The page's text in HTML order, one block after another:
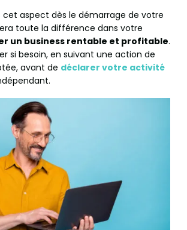
cet aspect dès le démarrage de votre
toute la différence dans votre
un business rentable et profitable.
si besoin, en suivant une action de
avant de déclarer votre activité